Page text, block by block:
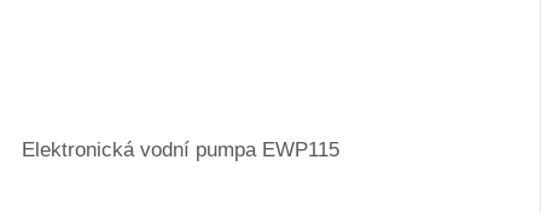
Elektronická vodní pumpa EWP115